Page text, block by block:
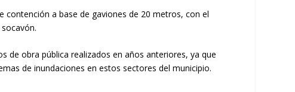
contención a base de gaviones de 20 metros, con el
de obra pública realizados en años anteriores, ya que
de inundaciones en estos sectores del municipio.